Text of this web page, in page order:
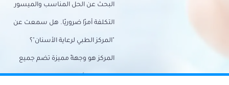
البحث عن الحل المناسب والميسور
التكلفة أمرًا ضروريًا. هل سمعت عن
"المركز الطبي لرعاية الأسنان"؟
المركز هو وجهةً مميزة تضم جميع
احتياجات الأسنان تحت سقف واحد،